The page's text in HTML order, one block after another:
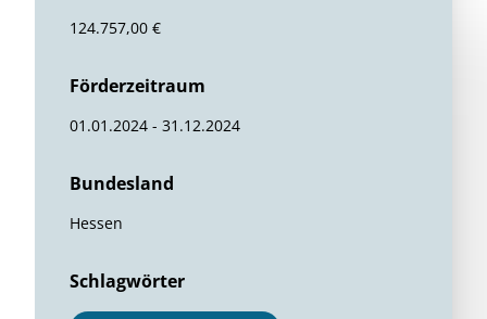
124.757,00 €
Förderzeitraum
01.01.2024 - 31.12.2024
Bundesland
Hessen
Schlagwörter